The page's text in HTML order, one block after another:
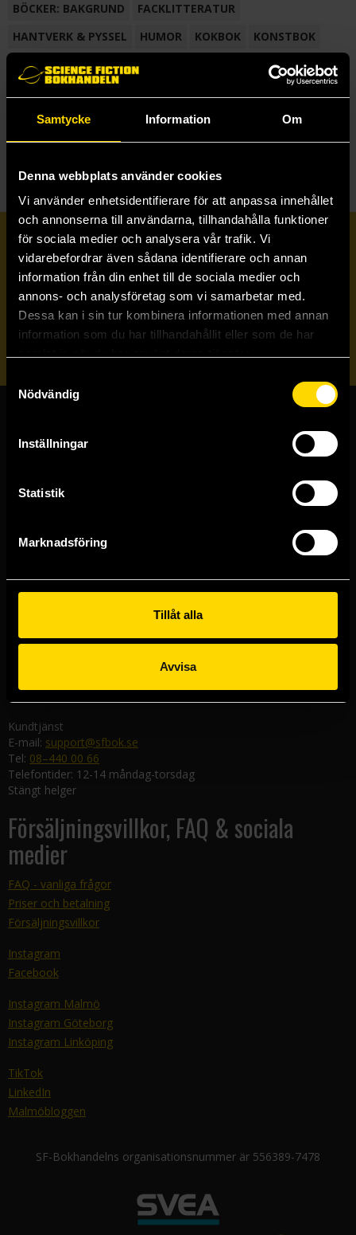
Samtycke Information Om
Denna webbplats använder cookies
Vi använder enhetsidentifierare för att anpassa innehållet
och annonserna till användarna, tillhandahålla funktioner
för sociala medier och analysera vår trafik. Vi
vidarebefordrar även sådana identifierare och annan
information från din enhet till de sociala medier och
annons- och analysföretag som vi samarbetar med.
Dessa kan i sin tur kombinera informationen med annan
information som du har tillhandahållit eller som de har
Nödvändig
Inställningar
Statistik
Marknadsföring
Tillåt alla
Avvisa
BÖCKER: BAKGRUND
FACKLITTERATUR
HANTVERK & PYSSEL
HUMOR KOKBOK
KONSTBOK
KORTROMAN
LÄROBOK
NOVELL
SAMLINGSVOLYM
TECKNA & MÅLA TECKNAD SERIE
Prenumerera på vårt nyhetsbrev
Veckobrevet
Skicka
Butiker & kundtjänst
Västerlånggatan 48
Göteborgsbutiken
Kungsgatan 19
Malmöbutiken
582 19 Linköping
Kundtjänst
E-mail: support@sfbok.se
Tel: 08–440 00 66
Telefontider: 12-14 måndag-torsdag
Stängt helger
Försäljningsvillkor, FAQ & sociala
medier
FAQ - vanliga frågor
Priser och betalning
Försäljningsvillkor
Instagram
Facebook
Instagram Malmö
Instagram Göteborg
Instagram Linköping
TikTok
LinkedIn
Malmöbloggen
SF-Bokhandelns organisationsnummer är 556389-7478